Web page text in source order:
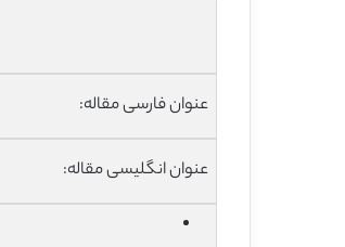
عنوان فارسی مقاله:
عنوان انگلیسی مقاله: